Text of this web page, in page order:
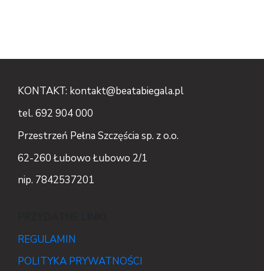
KONTAKT: kontakt@beatabiegala.pl
tel. 692 904 000
Przestrzeń Pełna Szczęścia sp. z o.o.
62-260 Łubowo Łubowo 2/1
nip. 7842537201
REGULAMIN
POLITYKA PRYWATNOŚCI